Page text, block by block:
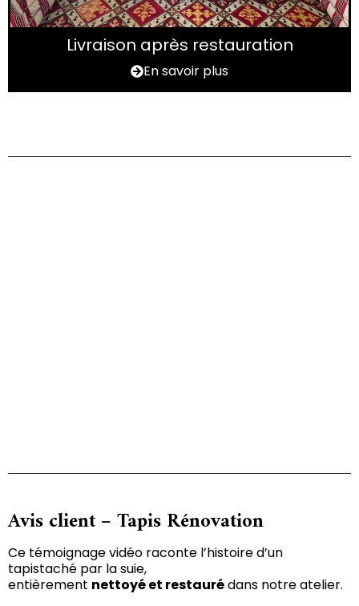
Livraison après restauration
En savoir plus
Avis client – Tapis Rénovation
Ce témoignage vidéo raconte l’histoire d’un
tapistaché par la suie,
entièrement nettoyé et restaurédans notre atelier.